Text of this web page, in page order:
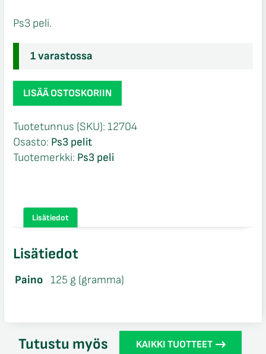
Ps3 peli.
1 varastossa
Alpha
Protocol
Ps3
määrä
LISÄÄ OSTOSKORIIN
Tuotetunnus (SKU): 12704
Osasto: Ps3 pelit
Tuotemerkki: Ps3 peli
Lisätiedot
Lisätiedot
Paino 125 g (gramma)
Tutustu myös KAIKKI TUOTTEET